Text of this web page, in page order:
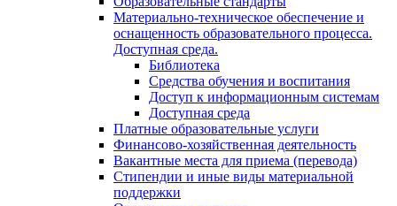
Материально-техническое обеспечение и
оснащенность образовательного процесса.
Доступная среда.
Библиотека
Средства обучения и воспитания
Доступ к информационным системам
Доступная среда
Платные образовательные услуги
Финансово-хозяйственная деятельность
Вакантные места для приема (перевода)
Стипендии и иные виды материальной
поддержки